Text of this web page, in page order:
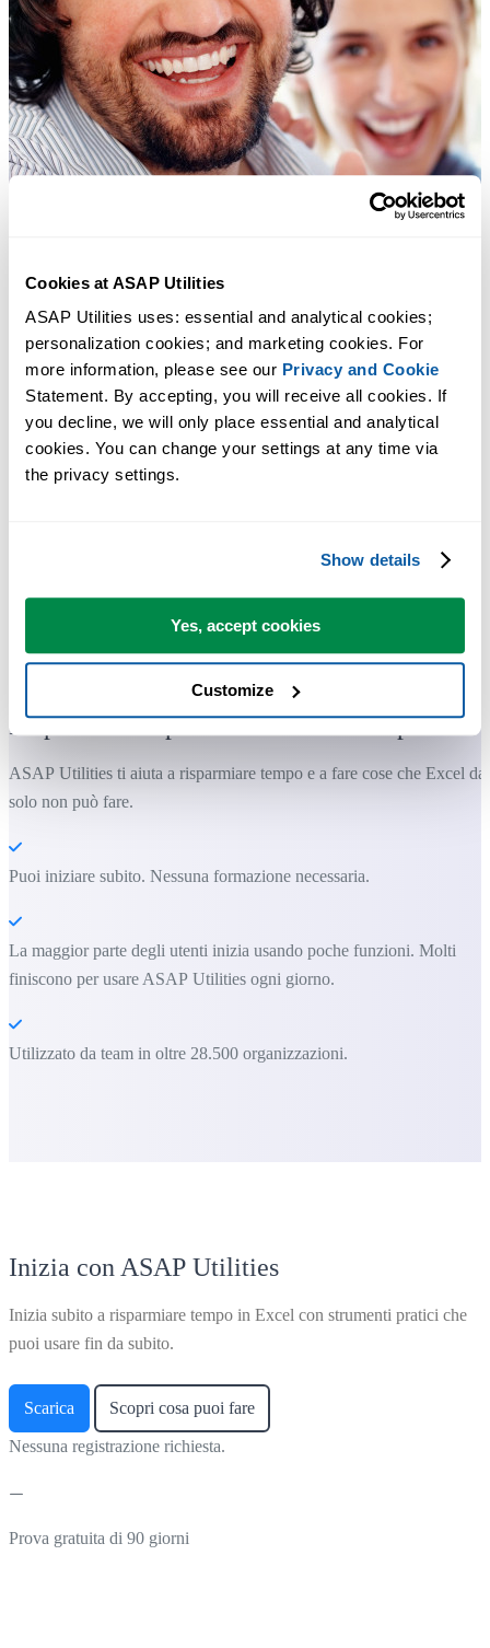
Cookies at ASAP Utilities
ASAP Utilities uses: essential and analytical cookies;
personalization cookies; and marketing cookies. For
more information, please see our Privacy and Cookie
Statement. By accepting, you will receive all cookies. If
you decline, we will only place essential and analytical
cookies. You can change your settings at any time via
the privacy settings.
Show details
Yes, accept cookies
Customize
Excel.
Risparmia tempo in Excel. Così semplice.
ASAP Utilities ti aiuta a risparmiare tempo e a fare cose che Excel da
solo non può fare.
Puoi iniziare subito. Nessuna formazione necessaria.
La maggior parte degli utenti inizia usando poche funzioni. Molti
finiscono per usare ASAP Utilities ogni giorno.
Utilizzato da team in oltre 28.500 organizzazioni.
Inizia con ASAP Utilities
Inizia subito a risparmiare tempo in Excel con strumenti pratici che
puoi usare fin da subito.
Scarica Scopri cosa puoi fare
Nessuna registrazione richiesta.
Prova gratuita di 90 giorni